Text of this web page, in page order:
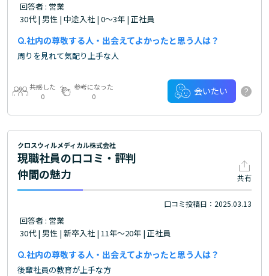
回答者 : 営業
30代 | 男性 | 中途入社 | 0～3年 | 正社員
社内の尊敬する人・出会えてよかったと思う人は？
周りを見れて気配り上手な人
共感した
0
参考になった
0
会いたい ?
クロスウィルメディカル株式会社
現職社員の口コミ・評判
仲間の魅力
共有
口コミ投稿日：2025.03.13
回答者 : 営業
30代 | 男性 | 新卒入社 | 11年～20年 | 正社員
社内の尊敬する人・出会えてよかったと思う人は？
後輩社員の教育が上手な方